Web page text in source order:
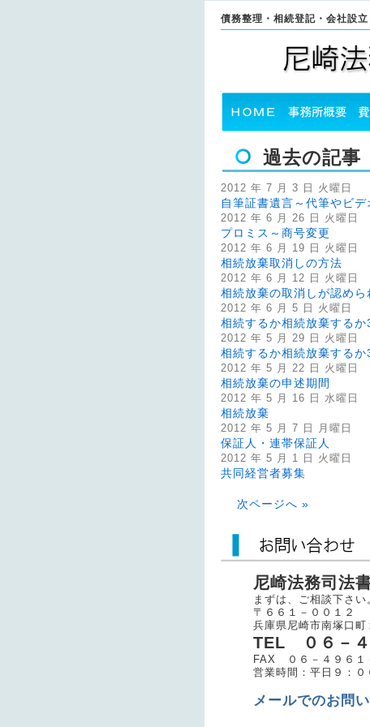
債務整理・相続登記・会社設
過去の記事
2012 年 7 月 3 日 火曜日
自筆証書遺言～代筆やビ
2012 年 6 月 26 日 火曜日
プロミス～商号変更
2012 年 6 月 19 日 火曜日
相続放棄取消しの方法
2012 年 6 月 12 日 火曜日
相続放棄の取消しが認めら
2012 年 6 月 5 日 火曜日
相続するか相続放棄する
2012 年 5 月 29 日 火曜日
相続するか相続放棄する
2012 年 5 月 22 日 火曜日
相続放棄の申述期間
2012 年 5 月 16 日 水曜日
相続放棄
2012 年 5 月 7 日 月曜日
保証人・連帯保証人
2012 年 5 月 1 日 火曜日
共同経営者募集
次ページへ »
尼崎法務司法
まずは、ご相談下さい
〒６６１－００１２
兵庫県尼崎市南塚口
TEL ０６－４
FAX ０６－４９６１
営業時間：平日９：
メールでのお問